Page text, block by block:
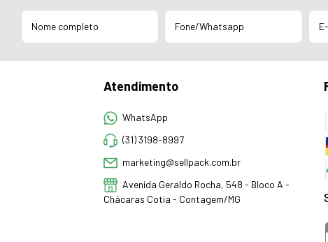
Atendimento
WhatsApp
(31) 3198-8997
marketing@sellpack.com.br
Avenida Geraldo Rocha, 548 - Bloco A -
Chácaras Cotia - Contagem/MG